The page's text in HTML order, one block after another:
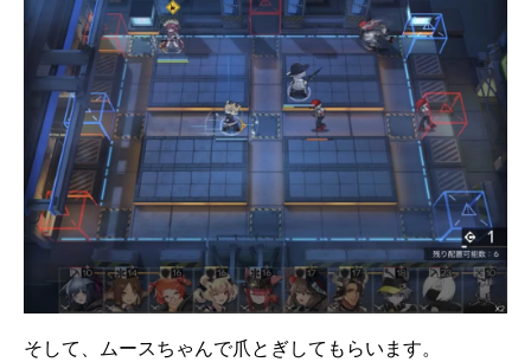
そして、ムースちゃんで爪とぎしてもらいます。